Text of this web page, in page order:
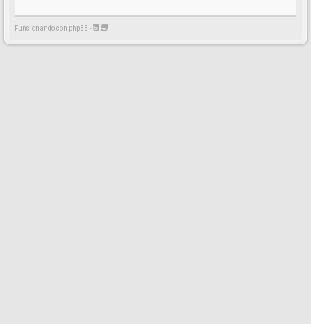
Funcionando con phpBB -